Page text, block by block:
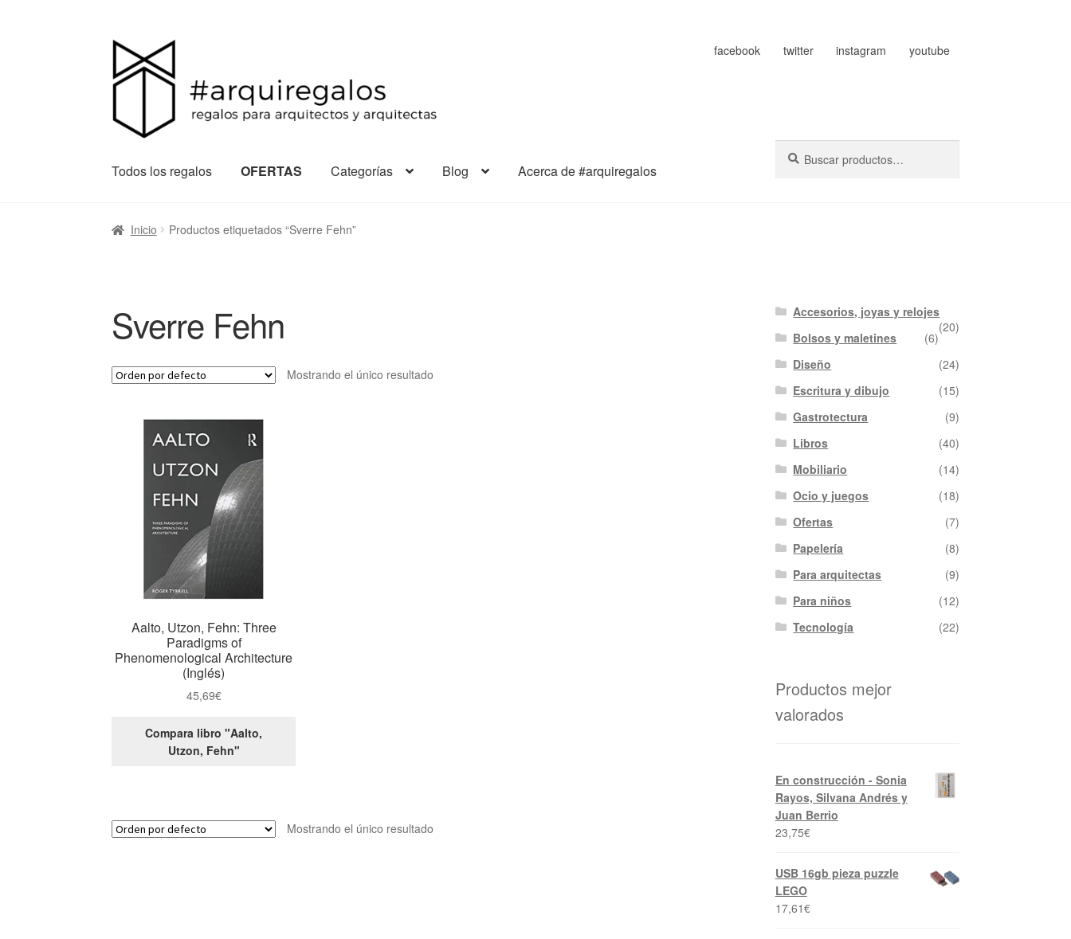
facebook twitter instagram youtube
Todos los regalos OFERTAS Categorías Blog Acerca de #arquiregalos
por:
Inicio Productos etiquetados “Sverre Fehn”
Sverre Fehn
Mostrando el único resultado
Aalto, Utzon, Fehn: Three
Paradigms of
Phenomenological Architecture
(Inglés)
45,69€
Compara libro "Aalto,
Utzon, Fehn"
Mostrando el único resultado
Accesorios, joyas y relojes
(20)
Bolsos y maletines
(6)
Diseño
(24)
Escritura y dibujo
(15)
Gastrotectura
(9)
Libros
(40)
Mobiliario
(14)
Ocio y juegos
(18)
Ofertas
(7)
Papelería
(8)
Para arquitectas
(9)
Para niños
(12)
Tecnología
(22)
Productos mejor
valorados
En construcción - Sonia
Rayos, Silvana Andrés y
Juan Berrio
23,75€
USB 16gb pieza puzzle
LEGO
17,61€